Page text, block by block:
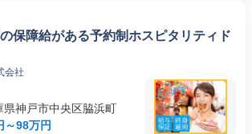
保障給がある予約制ホスピタリティド
会社
神戸市中央区脇浜町
～98万円